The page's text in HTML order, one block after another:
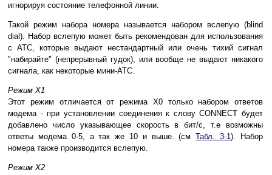
игнорируя состояние телефонной линии.
Такой режим набора номера называется набором вслепую (blind
dial). Набор вслепую может быть рекомендован для использования
с ATC, которые выдают нестандартный или очень тихий сигнал
"набирайте" (непрерывный гудок), или вообще не выдают никакого
сигнала, как некоторые мини-АТС.
Режим X1
Этот режим отличается от режима X0 только набором ответов
модема - при установлении соединения к слову CONNECT будет
добавлено число указывающее скорость в бит/с, т.е возможны
ответы модема 0-5, а так же 10 и выше. (смТабл. 3-1). Набор
номера также производится вслепую.
Режим X2